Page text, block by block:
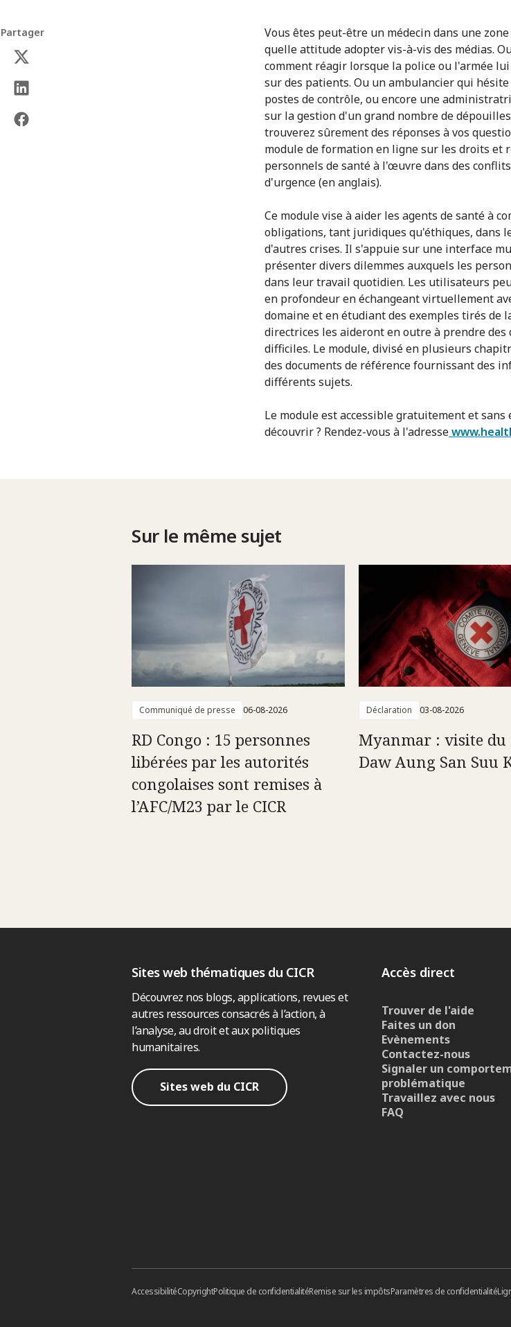
Partager
Vous êtes peut-être un médecin dans une
quelle attitude adopter vis-à-vis des médias.
comment réagir lorsque la police ou l'armée
sur des patients. Ou un ambulancier qui
postes de contrôle, ou encore une
sur la gestion d'un grand nombre de
trouverez sûrement des réponses à vos
module de formation en ligne sur les droits et
personnels de santé à l'œuvre dans des
d'urgence (en anglais).
Ce module vise à aider les agents de santé à
obligations, tant juridiques qu'éthiques, dans
d'autres crises. Il s'appuie sur une interface
présenter divers dilemmes auxquels les
dans leur travail quotidien. Les utilisateurs
en profondeur en échangeant virtuellement
domaine et en étudiant des exemples tirés de
directrices les aideront en outre à prendre des
difficiles. Le module, divisé en plusieurs
des documents de référence fournissant des
différents sujets.
Le module est accessible gratuitement et
découvrir ? Rendez-vous à l'adresse
Sur le même sujet
Communiqué de presse 06-08-2026
RD Congo : 15 personnes
libérées par les autorités
congolaises sont remises à
l’AFC/M23 par le CICR
Déclaration 03-08-2026
Myanmar : visite du
Daw Aung San Suu
Sites web thématiques du CICR
Découvrez nos blogs, applications, revues et
autres ressources consacrés à l’action, à
l’analyse, au droit et aux politiques
humanitaires.
Sites web du CICR
Accès direct
Trouver de l'aide
Faites un don
Evènements
Contactez-nous
Signaler un
problématique
Travaillez avec nous
FAQ
AccessibilitéCopyrightPolitique de confidentialitéRemise sur les impôtsParamètres de confidentialité